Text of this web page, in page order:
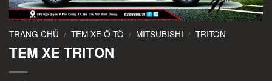
TRANG CHỦ / TEM XE Ô TÔ / MITSUBISHI / TRITON
TEM XE TRITON